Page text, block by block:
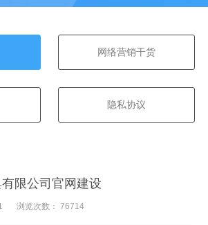
网络营销干货
隐私协议
限公司官网建设
浏览次数： 76714